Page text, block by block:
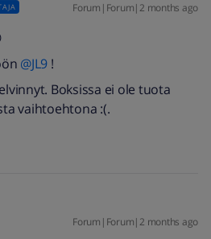
Forum|Forum|2 months ago
@JL9 !
Boksissa ei ole tuota
vaihtoehtona :(.
Forum|Forum|2 months ago